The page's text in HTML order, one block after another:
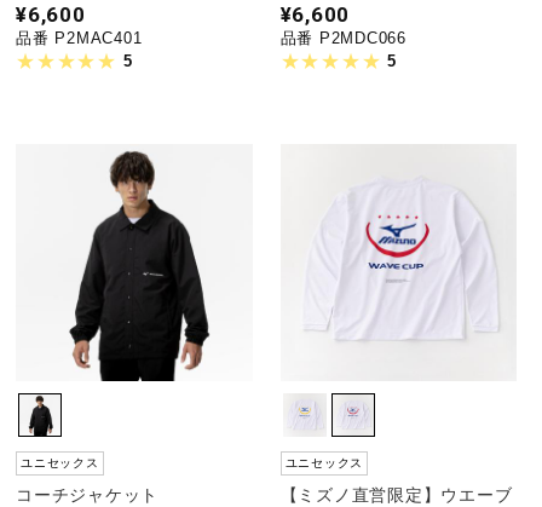
¥6,600
品番 P2MAC401
5
¥6,600
品番 P2MDC066
5
ユニセックス
コーチジャケット
ユニセックス
【ミズノ直営限定】ウエーブ